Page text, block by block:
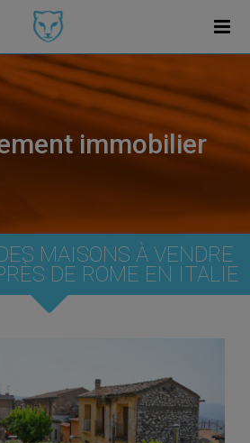
immobilier
MAISONS À VENDRE
DE ROME EN ITALIE